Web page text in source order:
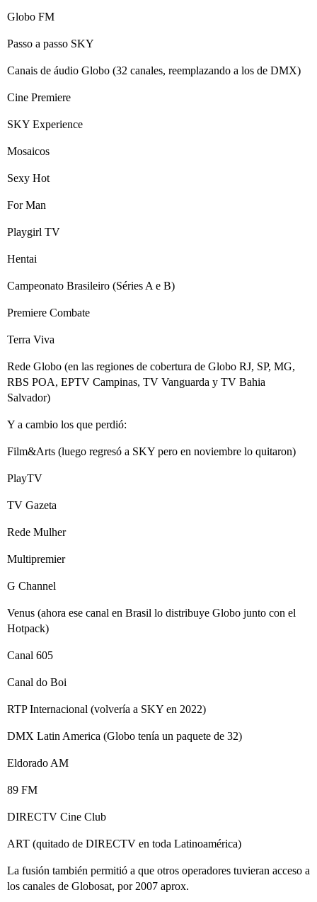
Globo FM
Passo a passo SKY
Canais de áudio Globo (32 canales, reemplazando a los de DMX)
Cine Premiere
SKY Experience
Mosaicos
Sexy Hot
For Man
Playgirl TV
Hentai
Campeonato Brasileiro (Séries A e B)
Premiere Combate
Terra Viva
Rede Globo (en las regiones de cobertura de Globo RJ, SP, MG,
RBS POA, EPTV Campinas, TV Vanguarda y TV Bahia
Salvador)
Y a cambio los que perdió:
Film&Arts (luego regresó a SKY pero en noviembre lo quitaron)
PlayTV
TV Gazeta
Rede Mulher
Multipremier
G Channel
Venus (ahora ese canal en Brasil lo distribuye Globo junto con el
Hotpack)
Canal 605
Canal do Boi
RTP Internacional (volvería a SKY en 2022)
DMX Latin America (Globo tenía un paquete de 32)
Eldorado AM
89 FM
DIRECTV Cine Club
ART (quitado de DIRECTV en toda Latinoamérica)
La fusión también permitió a que otros operadores tuvieran acceso a
los canales de Globosat, por 2007 aprox.